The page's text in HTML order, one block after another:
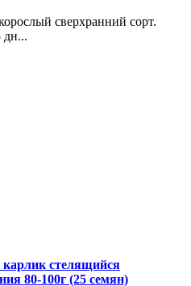
сверхранний сорт.
дн...
стелящийся
80-100г (25 семян)